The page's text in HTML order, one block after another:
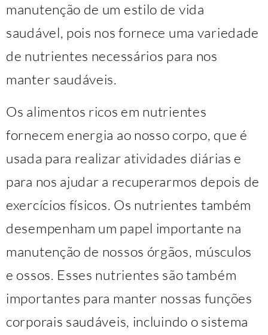
manutenção de um estilo de vida
saudável, pois nos fornece uma variedade
de nutrientes necessários para nos
manter saudáveis.
Os alimentos ricos em nutrientes
fornecem energia ao nosso corpo, que é
usada para realizar atividades diárias e
para nos ajudar a recuperarmos depois de
exercícios físicos. Os nutrientes também
desempenham um papel importante na
manutenção de nossos órgãos, músculos
e ossos. Esses nutrientes são também
importantes para manter nossas funções
corporais saudáveis, incluindo o sistema